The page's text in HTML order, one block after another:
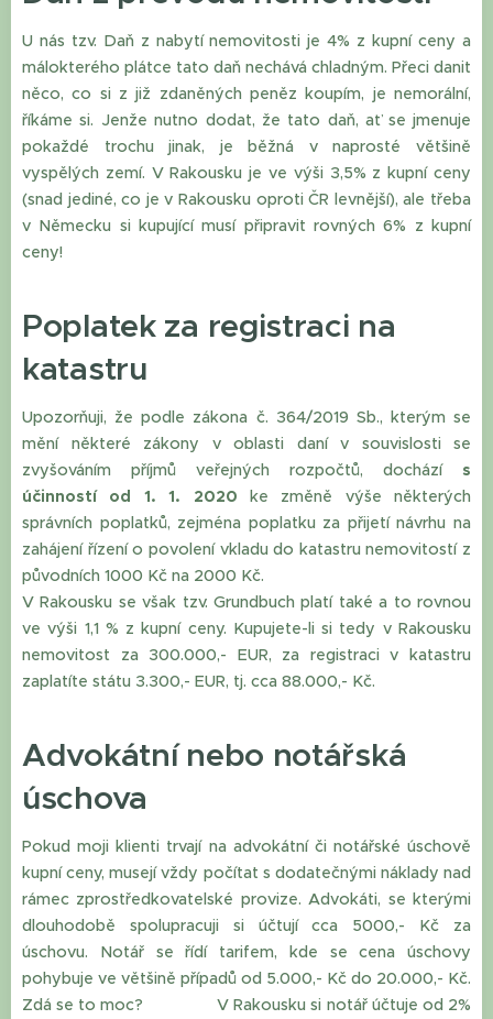
U nás tzv. Daň z nabytí nemovitosti je 4% z kupní ceny a
málokterého plátce tato daň nechává chladným. Přeci danit
něco, co si z již zdaněných peněz koupím, je nemorální,
říkáme si. Jenže nutno dodat, že tato daň, ať se jmenuje
pokaždé trochu jinak, je běžná v naprosté většině
vyspělých zemí. V Rakousku je ve výši 3,5% z kupní ceny
(snad jediné, co je v Rakousku oproti ČR levnější), ale třeba
v Německu si kupující musí připravit rovných 6% z kupní
ceny!
Poplatek za registraci na
katastru
Upozorňuji, že podle zákona č. 364/2019 Sb., kterým se
mění některé zákony v oblasti daní v souvislosti se
zvyšováním příjmů veřejných rozpočtů, dochází s
účinností od 1. 1. 2020 ke změně výše některých
správních poplatků, zejména poplatku za přijetí návrhu na
zahájení řízení o povolení vkladu do katastru nemovitostí z
původních 1000 Kč na 2000 Kč.
V Rakousku se však tzv. Grundbuch platí také a to rovnou
ve výši 1,1 % z kupní ceny. Kupujete-li si tedy v Rakousku
nemovitost za 300.000,- EUR, za registraci v katastru
zaplatíte státu 3.300,- EUR, tj. cca 88.000,- Kč.
Advokátní nebo notářská
úschova
Pokud moji klienti trvají na advokátní či notářské úschově
kupní ceny, musejí vždy počítat s dodatečnými náklady nad
rámec zprostředkovatelské provize. Advokáti, se kterými
dlouhodobě spolupracuji si účtují cca 5000,- Kč za
úschovu. Notář se řídí tarifem, kde se cena úschovy
pohybuje ve většině případů od 5.000,- Kč do 20.000,- Kč.
Zdá se to moc? V Rakousku si notář účtuje od 2%